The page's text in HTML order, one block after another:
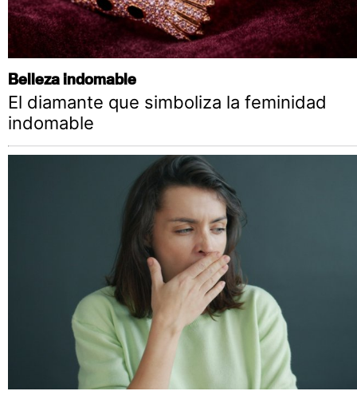
Belleza indomable
El diamante que simboliza la feminidad
indomable